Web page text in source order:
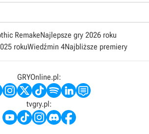
RemakeNajlepsze gry 2026 roku
rokuWiedźmin 4Najbliższe premiery
GRYOnline.pl:
tvgry.pl: